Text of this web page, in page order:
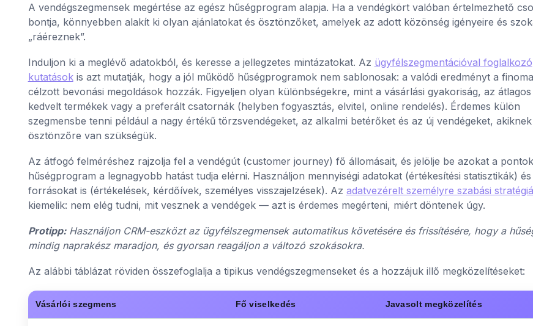
A vendégszegmensek megértése az egész hűségprogram alapja. Ha a vendégkört valóban értelmezhető
bontja, könnyebben alakít ki olyan ajánlatokat és ösztönzőket, amelyek az adott közönség igényeire és
„ráéreznek”.
Induljon ki a meglévő adatokból, és keresse a jellegzetes mintázatokat. Az ügyfélszegmentációval foglalkozó
kutatásokis azt mutatják, hogy a jól működő hűségprogramok nem sablonosak: a valódi eredményt a
célzott bevonási megoldások hozzák. Figyeljen olyan különbségekre, mint a vásárlási gyakoriság, az
kedvelt termékek vagy a preferált csatornák (helyben fogyasztás, elvitel, online rendelés). Érdemes külön
szegmensbe tenni például a nagy értékű törzsvendégeket, az alkalmi betérőket és az új vendégeket,
ösztönzőre van szükségük.
Az átfogó felméréshez rajzolja fel a vendégút (customer journey) fő állomásait, és jelölje be azokat a
hűségprogram a legnagyobb hatást tudja elérni. Használjon mennyiségi adatokat (értékesítési statisztikák) és
forrásokat is (értékelések, kérdőívek, személyes visszajelzések). Az adatvezérelt személyre szabási
kiemelik: nem elég tudni, mit vesznek a vendégek — azt is érdemes megérteni, miért döntenek úgy.
Protipp: Használjon CRM-eszközt az ügyfélszegmensek automatikus követésére és frissítésére, hogy a
mindig naprakész maradjon, és gyorsan reagáljon a változó szokásokra.
Az alábbi táblázat röviden összefoglalja a tipikus vendégszegmenseket és a hozzájuk illő megközelítéseket:
Vásárlói szegmens Fő viselkedés Javasolt megközelítés